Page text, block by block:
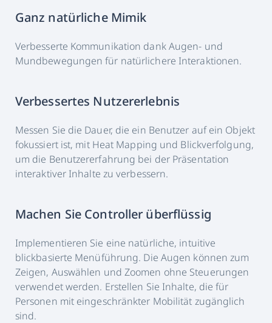
Ganz natürliche Mimik
Verbesserte Kommunikation dank Augen- und
Mundbewegungen für natürlichere Interaktionen.
Verbessertes Nutzererlebnis
Messen Sie die Dauer, die ein Benutzer auf ein Objekt
fokussiert ist, mit Heat Mapping und Blickverfolgung,
um die Benutzererfahrung bei der Präsentation
interaktiver Inhalte zu verbessern.
Machen Sie Controller überflüssig
Implementieren Sie eine natürliche, intuitive
blickbasierte Menüführung. Die Augen können zum
Zeigen, Auswählen und Zoomen ohne Steuerungen
verwendet werden. Erstellen Sie Inhalte, die für
Personen mit eingeschränkter Mobilität zugänglich
sind.